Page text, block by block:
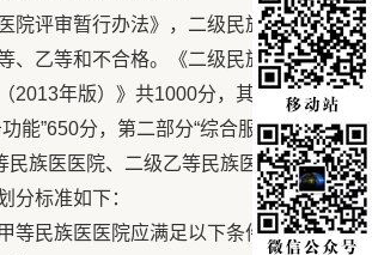
评审暂行办法》，二级民族医医院评
、乙等和不合格。《二级民族医医院评
2013年版）》共1000分，其中第一部
能”650分，第二部分“综合服务功能”
民族医医院、二级乙等民族医医院和不
分标准如下：
民族医医院应满足以下条件：